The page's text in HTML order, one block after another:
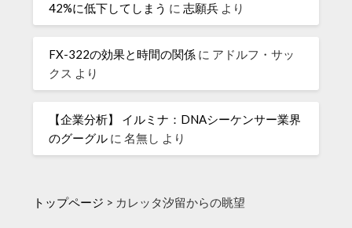
42%に低下してしまう に志願兵 より
FX-322の効果と時間の関係 に アドルフ・サッ
クス より
【企業分析】 イルミナ：DNAシーケンサー業界
のグーグル に名無し より
トップページ > カレッタ汐留からの眺望